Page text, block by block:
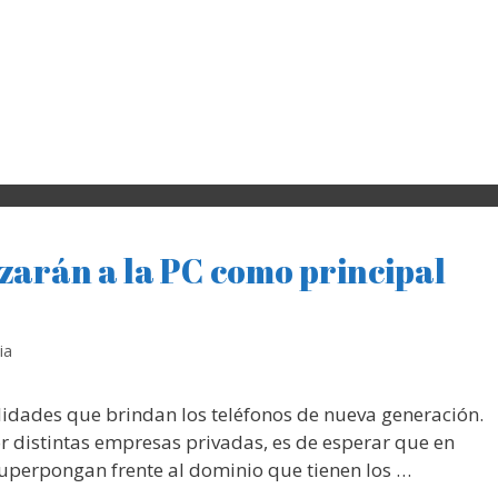
a la PC como principal
que brindan los teléfonos de nueva generación.
distintas empresas privadas, es de esperar que en
frente al dominio que tienen los …